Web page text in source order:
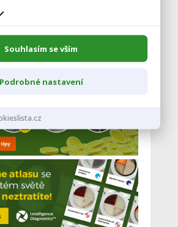
Souhlasím se vším
Podrobné nastavení